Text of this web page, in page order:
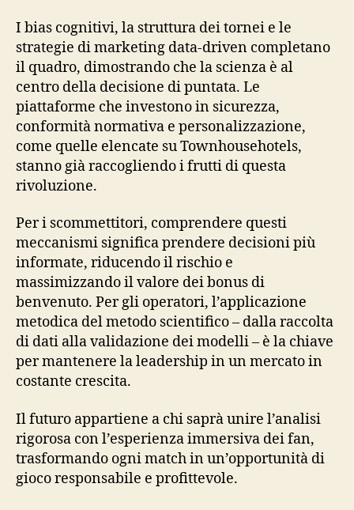
I bias cognitivi, la struttura dei tornei e le
strategie di marketing data‑driven completano
il quadro, dimostrando che la scienza è al
centro della decisione di puntata. Le
piattaforme che investono in sicurezza,
conformità normativa e personalizzazione,
come quelle elencate su Townhousehotels,
stanno già raccogliendo i frutti di questa
rivoluzione.
Per i scommettitori, comprendere questi
meccanismi significa prendere decisioni più
informate, riducendo il rischio e
massimizzando il valore dei bonus di
benvenuto. Per gli operatori, l’applicazione
metodica del metodo scientifico – dalla raccolta
di dati alla validazione dei modelli – è la chiave
per mantenere la leadership in un mercato in
costante crescita.
Il futuro appartiene a chi saprà unire l’analisi
rigorosa con l’esperienza immersiva dei fan,
trasformando ogni match in un’opportunità di
gioco responsabile e profittevole.